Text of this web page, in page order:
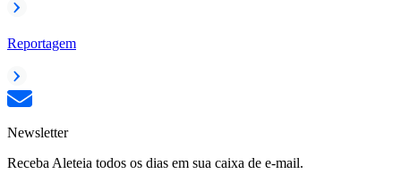
Reportagem
Newsletter
Receba Aleteia todos os dias em sua caixa de e-mail.